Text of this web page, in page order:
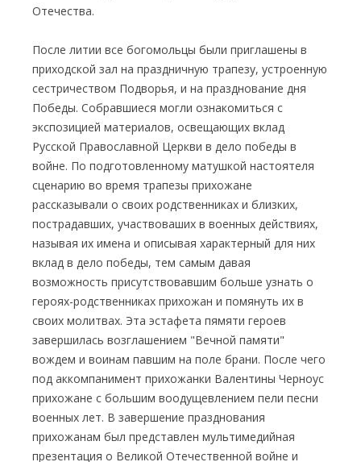
Отечества.
После литии все богомольцы были приглашены в
приходской зал на праздничную трапезу, устроенную
сестричеством Подворья, и на празднование дня
Победы. Собравшиеся могли ознакомиться с
экспозицией материалов, освещающих вклад
Русской Православной Церкви в дело победы в
войне. По подготовленному матушкой настоятеля
сценарию во время трапезы прихожане
рассказывали о своих родственниках и близких,
пострадавших, участвоваших в военных действиях,
называя их имена и описывая характерный для них
вклад в дело победы, тем самым давая
возможность присутствовавшим больше узнать о
героях-родственниках прихожан и помянуть их в
своих молитвах. Эта эстафета пямяти героев
завершилась возглашением "Вечной памяти"
вождем и воинам павшим на поле брани. После чего
под аккомпанимент прихожанки Валентины Черноус
прихожане с большим воодущевлением пели песни
военных лет. В завершение празднования
прихожанам был представлен мультимедийная
презентация о Великой Отечественной войне и